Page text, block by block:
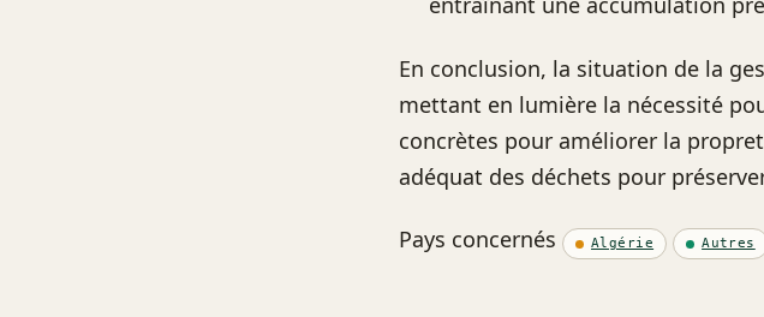
En conclusion, la situation de la
mettant en lumière la nécessité
concrètes pour améliorer la
adéquat des déchets pour
Pays concernés Algérie Autres